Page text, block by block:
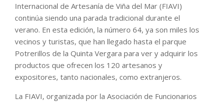
Internacional de Artesanía de Viña del Mar (FIAVI)
continúa siendo una parada tradicional durante el
verano. En esta edición, la número 64, ya son miles los
vecinos y turistas, que han llegado hasta el parque
Potrerillos de la Quinta Vergara para ver y adquirir los
productos que ofrecen los 120 artesanos y
expositores, tanto nacionales, como extranjeros.
La FIAVI, organizada por la Asociación de Funcionarios